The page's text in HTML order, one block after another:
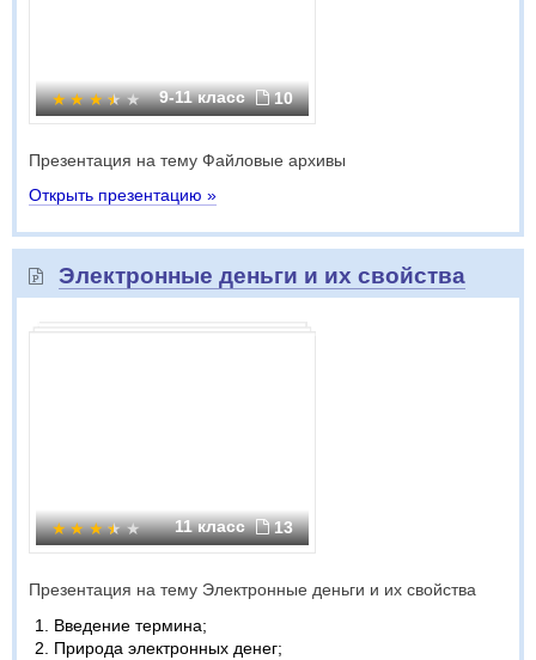
9-11 класс 10
Презентация на тему Файловые архивы
Открыть презентацию »
Электронные деньги и их свойства
11 класс 13
Презентация на тему Электронные деньги и их свойства
Введение термина;
Природа электронных денег;